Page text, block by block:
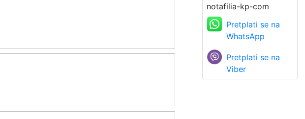
notafilia-kp-com
Pretplati se na
WhatsApp
Pretplati se na
Viber